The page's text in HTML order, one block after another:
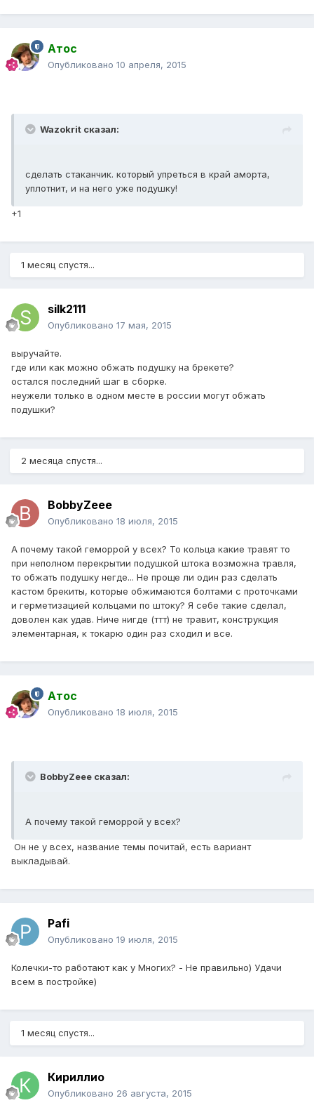
Атос
Опубликовано 10 апреля, 2015
Wazokrit сказал:
сделать стаканчик. который упреться в край аморта,
уплотнит, и на него уже подушку!
+1
1 месяц спустя...
silk2111
Опубликовано 17 мая, 2015
выручайте.
где или как можно обжать подушку на брекете?
остался последний шаг в сборке.
неужели только в одном месте в россии могут обжать
подушки?
2 месяца спустя...
BobbyZeee
Опубликовано 18 июля, 2015
А почему такой геморрой у всех? То кольца какие травят то
при неполном перекрытии подушкой штока возможна травля,
то обжать подушку негде... Не проще ли один раз сделать
кастом брекиты, которые обжимаются болтами с проточками
и герметизацией кольцами по штоку? Я себе такие сделал,
доволен как удав. Ниче нигде (ттт) не травит, конструкция
элементарная, к токарю один раз сходил и все.
Атос
Опубликовано 18 июля, 2015
BobbyZeee сказал:
А почему такой геморрой у всех?
Он не у всех, название темы почитай, есть вариант
выкладывай.
Pafi
Опубликовано 19 июля, 2015
Колечки-то работают как у Многих? - Не правильно) Удачи
всем в постройке)
1 месяц спустя...
Кириллио
Опубликовано 26 августа, 2015